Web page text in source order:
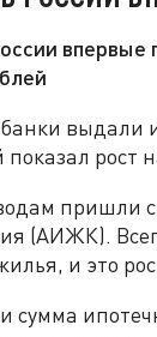
впервые
выдали
рост
пришли
(АИЖК).
и это
сумма